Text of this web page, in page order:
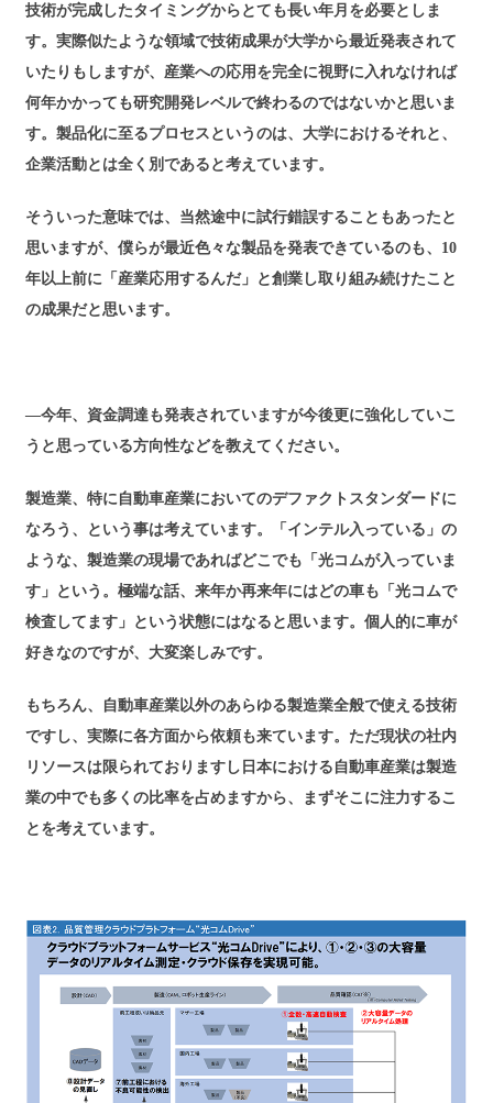
技術が完成したタイミングからとても長い年月を必要としま
す。実際似たような領域で技術成果が大学から最近発表されて
いたりもしますが、産業への応用を完全に視野に入れなければ
何年かかっても研究開発レベルで終わるのではないかと思いま
す。製品化に至るプロセスというのは、大学におけるそれと、
企業活動とは全く別であると考えています。
そういった意味では、当然途中に試行錯誤することもあったと
思いますが、僕らが最近色々な製品を発表できているのも、10
年以上前に「産業応用するんだ」と創業し取り組み続けたこと
の成果だと思います。
―今年、資金調達も発表されていますが今後更に強化していこ
うと思っている方向性などを教えてください。
製造業、特に自動車産業においてのデファクトスタンダードに
なろう、という事は考えています。「インテル入っている」の
ような、製造業の現場であればどこでも「光コムが入っていま
す」という。極端な話、来年か再来年にはどの車も「光コムで
検査してます」という状態にはなると思います。個人的に車が
好きなのですが、大変楽しみです。
もちろん、自動車産業以外のあらゆる製造業全般で使える技術
ですし、実際に各方面から依頼も来ています。ただ現状の社内
リソースは限られておりますし日本における自動車産業は製造
業の中でも多くの比率を占めますから、まずそこに注力するこ
とを考えています。